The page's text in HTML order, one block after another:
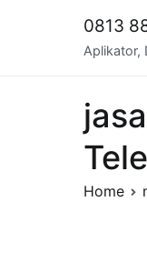
0813
Aplikator,
Home